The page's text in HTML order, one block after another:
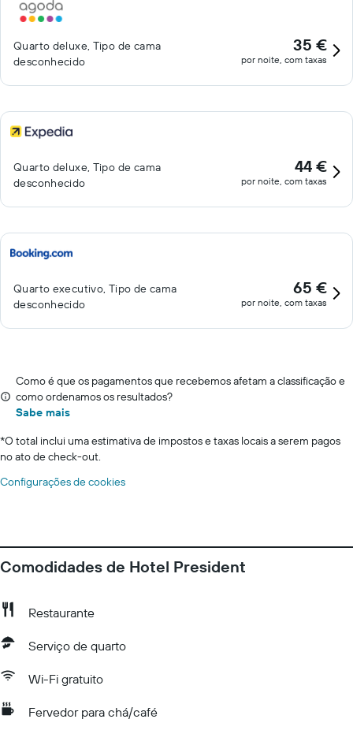
Quarto deluxe, Tipo de cama
desconhecido
35 €
por noite, com taxas
Quarto deluxe, Tipo de cama
desconhecido
44 €
por noite, com taxas
Quarto executivo, Tipo de cama
desconhecido
65 €
por noite, com taxas
Como é que os pagamentos que recebemos afetam a classificação e
como ordenamos os resultados?
Sabe mais
*O total inclui uma estimativa de impostos e taxas locais a serem pagos
no ato de check-out.
Configurações de cookies
Comodidades de Hotel President
Restaurante
Serviço de quarto
Wi-Fi gratuito
Fervedor para chá/café